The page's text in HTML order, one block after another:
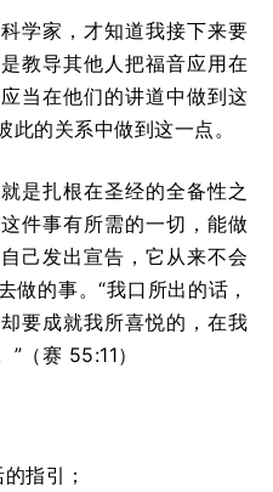
学家，才知道我接下来要
教导其他人把福音应用在
当在他们的讲道中做到这
的关系中做到这一点。
是扎根在圣经的全备性之
件事有所需的一切，能做
己发出宣告，它从来不会
做的事。“我口所出的话，
要成就我所喜悦的，在我
（赛 55:11）
指引；